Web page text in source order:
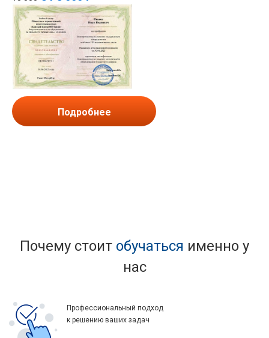
Подробнее
Почему стоит обучаться именно у
нас
Профессиональный подход
к решению ваших задач